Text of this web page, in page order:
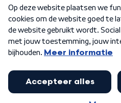
Algemene voorwaarden